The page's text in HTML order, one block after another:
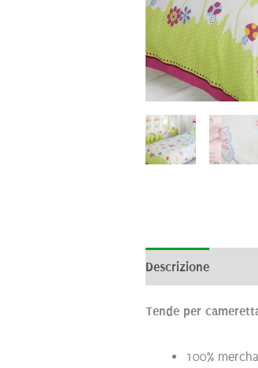
Descrizione
Tende per
100%